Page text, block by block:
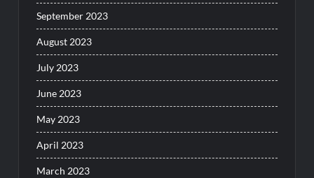
September 2023
August 2023
July 2023
June 2023
May 2023
April 2023
March 2023